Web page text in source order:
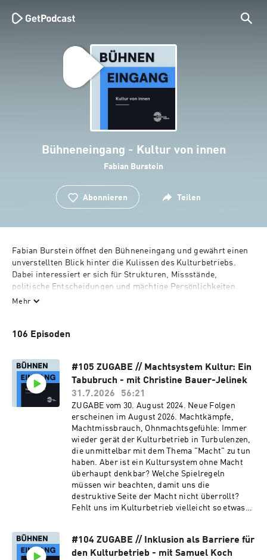
Bühneneingang - Kultur von innen
Fabian Burstein
Abonnieren Teilen
Fabian Burstein öffnet den Bühneneingang und gewährt einen
unverstellten Blick hinter die Kulissen des Kulturbetriebs.
Dabei interessiert er sich für Strukturen, Missstände,
politische Entscheidungen und mächtige Persönlichkeiten.
Wechselnde Gäste liefern Innenansichten einer Branche, die
Kontakt: treffpunkt@buehneneingang.at
Mehr
106 Episoden
#105 ZUGABE // Machtsystem Kultur: Ein
Tabubruch - mit Christine Bauer-Jelinek
31.7.2026
56:21
ZUGABE vom 30. August 2024. Neue Folgen
erscheinen im August 2026. Machtkämpfe,
Machtmissbrauch, Ohnmachtsgefühle: Immer
wieder gerät der Kulturbetrieb in Turbulenzen,
die unmittelbar mit dem Thema "Macht" zu tun
haben. Aber ist ein Kultursystem ohne Macht
überhaupt denkbar? Welche Spielregeln
müssen wir beachten, damit uns die
destruktive Seite der Macht nicht überrollt?
Fehlt uns im Kulturbetrieb vielleicht so etwas
Schwerpunkt Macht, gibt Einblicke in ein
tabuisiertes Feld. Seh- und Hörempfehlung
#104 ZUGABE // Inklusion als Barriere für
den Kulturbetrieb - mit Samuel Koch